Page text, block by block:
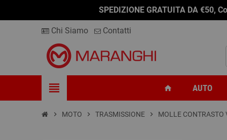
SPEDIZIONE GRATUITA DA €50,
Chi Siamo Contatti
view_headline home AUTO
chevron_right MOTO chevron_right TRASMISSIONE chevron_right MOLLE CONTRASTO